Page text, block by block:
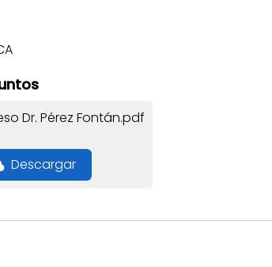
Dr. Pérez Fontán.pdf
Descargar